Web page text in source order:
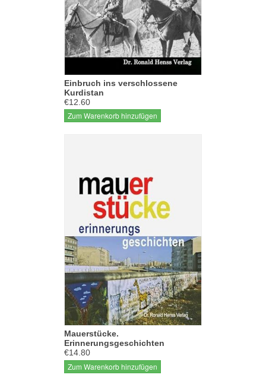
Einbruch ins verschlossene
Kurdistan
€12.60
Zum Warenkorb hinzufügen
Mauerstücke.
Erinnerungsgeschichten
€14.80
Zum Warenkorb hinzufügen